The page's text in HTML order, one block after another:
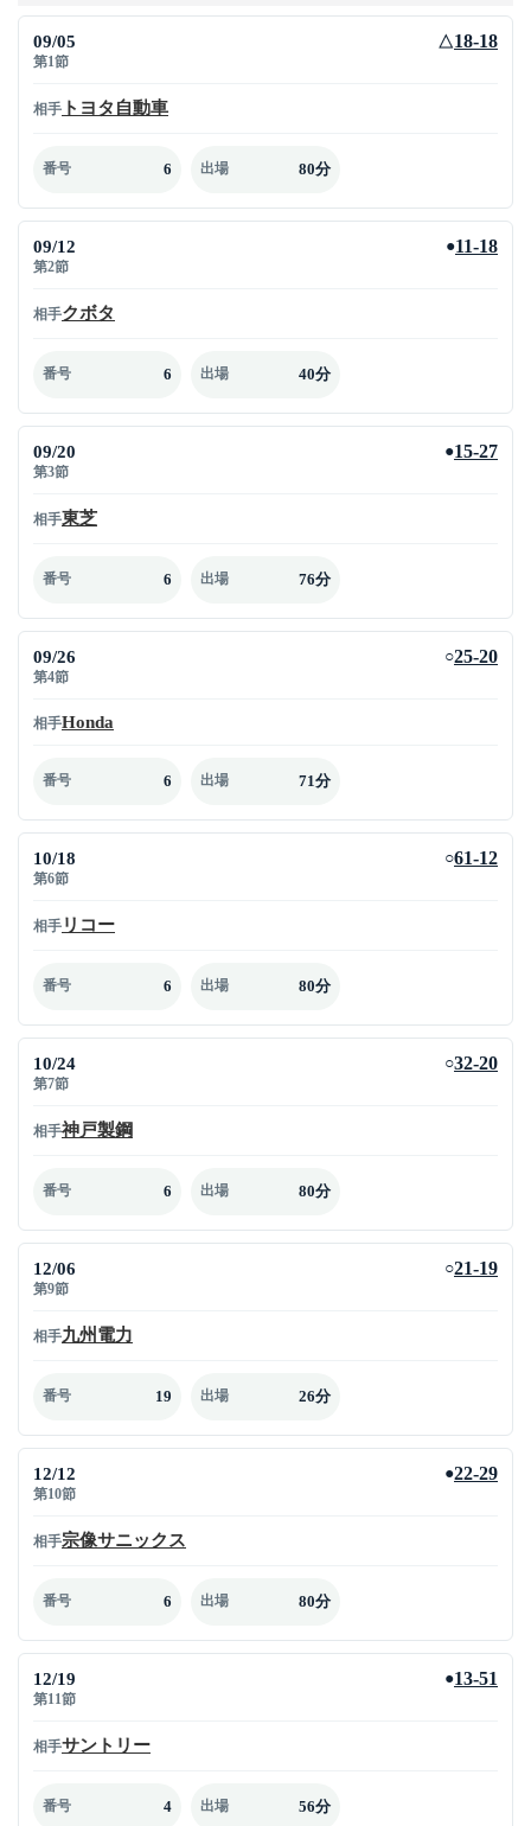
09/05
第1節
△18-18
相手 トヨタ自動車
番号 6 出場 80分
09/12
第2節
●11-18
相手クボタ
番号 6 出場 40分
09/20
第3節
●15-27
相手東芝
番号 6 出場 76分
09/26
第4節
○25-20
相手Honda
番号 6 出場 71分
10/18
第6節
○61-12
相手 リコー
番号 6 出場 80分
10/24
第7節
○32-20
相手神戸製鋼
番号 6 出場 80分
12/06
第9節
○21-19
相手九州電力
番号 19 出場 26分
12/12
第10節
●22-29
相手宗像サニックス
番号 6 出場 80分
12/19
第11節
●13-51
相手サントリー
番号 4 出場 56分